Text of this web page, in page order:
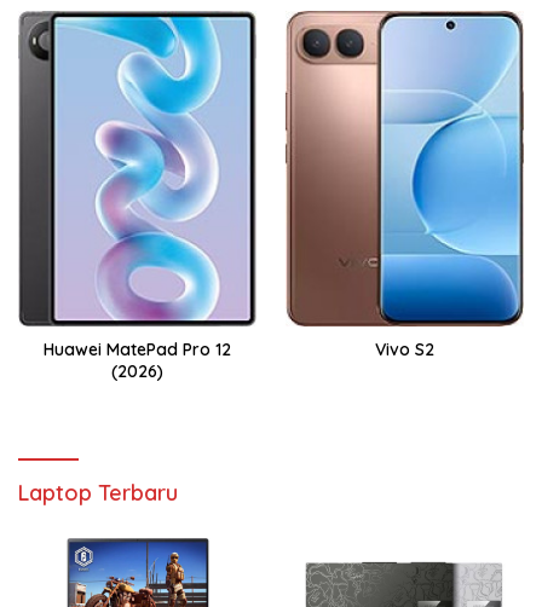
Huawei MatePad Pro 12
(2026)
Vivo S2
Laptop Terbaru